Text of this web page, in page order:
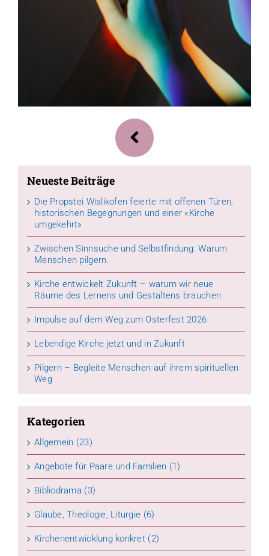
Neueste Beiträge
Die Propstei Wislikofen feierte mit offenen Türen,
historischen Begegnungen und einer «Kirche
umgekehrt»
Zwischen Sinnsuche und Selbstfindung: Warum
Menschen pilgern.
Kirche entwickelt Zukunft – warum wir neue
Räume des Lernens und Gestaltens brauchen
Impulse auf dem Weg zum Osterfest 2026
Lebendige Kirche jetzt und in Zukunft
Pilgern – Begleite Menschen auf ihrem spirituellen
Weg
Kategorien
Allgemein (23)
Angebote für Paare und Familien (1)
Bibliodrama (3)
Glaube, Theologie, Liturgie (6)
Kirchenentwicklung konkret (2)